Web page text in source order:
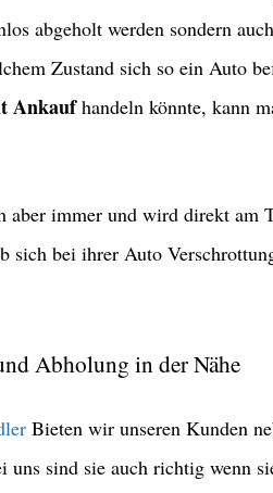
abgeholt werden sondern
Zustand sich so ein Auto
Ankaufhandeln könnte, kann
immer und wird direkt am
sich bei ihrer Auto
Abholung in der Nähe
Bieten wir unseren Kunden
sind sie auch richtig wenn